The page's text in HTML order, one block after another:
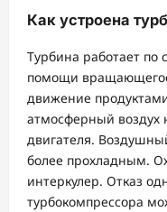
Как устроена
Турбина работает
помощи
движение
атмосферный воздух
двигателя.
более прохладным.
интеркулер. Отказ
турбокомпрессора